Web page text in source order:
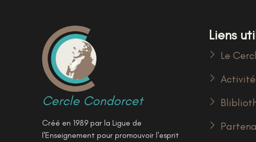
Cercle Condorcet
Créé en 1989 par la Ligue de
l'Enseignement pour promouvoir l'esprit
Liens
Le